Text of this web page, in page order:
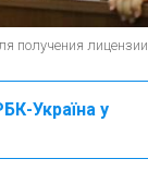
получения лицензии
Україна у